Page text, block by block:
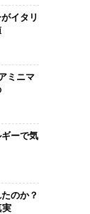
イタリ
ミニマ
ーで気
のか？
実